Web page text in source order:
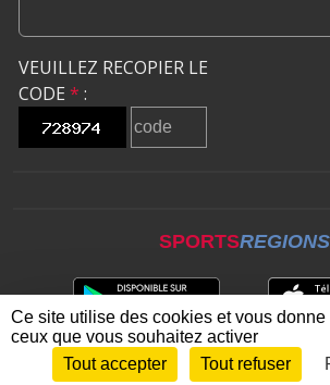
VEUILLEZ RECOPIER LE
CODE * :
SPORTSREGIONS
Envie de participer ?
Ce site utilise des cookies et vous
ceux que vous souhaitez activer
Tout accepter
Tout refuser